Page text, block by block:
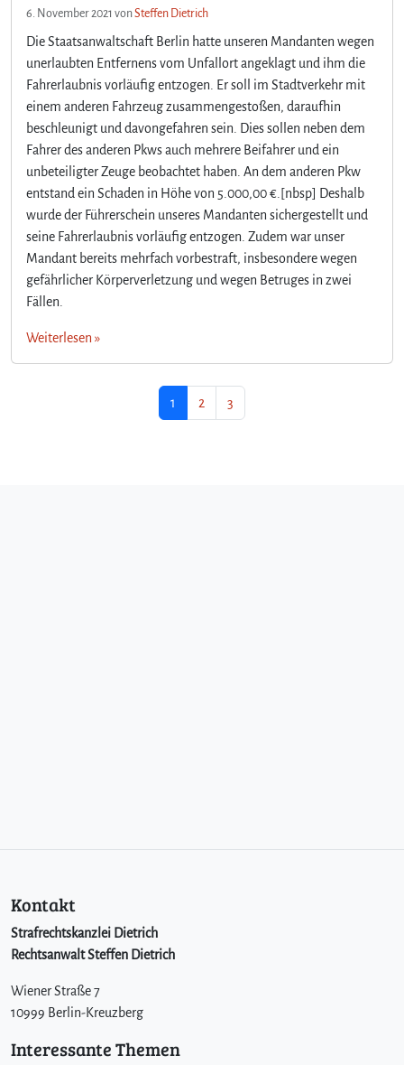
6. November 2021 vonSteffen Dietrich
Die Staatsanwaltschaft Berlin hatte unseren Mandanten wegen
unerlaubten Entfernens vom Unfallort angeklagt und ihm die
Fahrerlaubnis vorläufig entzogen. Er soll im Stadtverkehr mit
einem anderen Fahrzeug zusammengestoßen, daraufhin
beschleunigt und davongefahren sein. Dies sollen neben dem
Fahrer des anderen Pkws auch mehrere Beifahrer und ein
unbeteiligter Zeuge beobachtet haben. An dem anderen Pkw
entstand ein Schaden in Höhe von 5.000,00 €.[nbsp] Deshalb
wurde der Führerschein unseres Mandanten sichergestellt und
seine Fahrerlaubnis vorläufig entzogen. Zudem war unser
Mandant bereits mehrfach vorbestraft, insbesondere wegen
gefährlicher Körperverletzung und wegen Betruges in zwei
Fällen.
Weiterlesen »
Aktuelle Seite
1 Seite
2 Seite
3
Kontakt
Strafrechtskanzlei Dietrich
Rechtsanwalt Steffen Dietrich
Wiener Straße 7
10999 Berlin-Kreuzberg
Interessante Themen